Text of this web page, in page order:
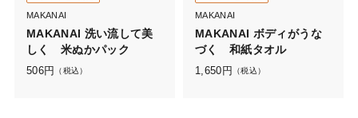
MAKANAI
MAKANAI 洗い流して美
しく 米ぬかパック
506円 （税込）
MAKANAI
MAKANAI ボディがうな
づく 和紙タオル
1,650 円 （税込）